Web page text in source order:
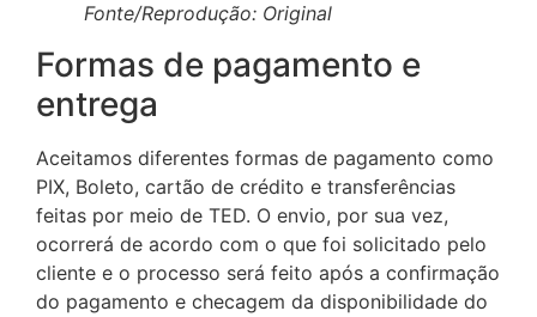
Fonte/Reprodução: Original
Formas de pagamento e
entrega
Aceitamos diferentes formas de pagamento como
PIX, Boleto, cartão de crédito e transferências
feitas por meio de TED. O envio, por sua vez,
ocorrerá de acordo com o que foi solicitado pelo
cliente e o processo será feito após a confirmação
do pagamento e checagem da disponibilidade do